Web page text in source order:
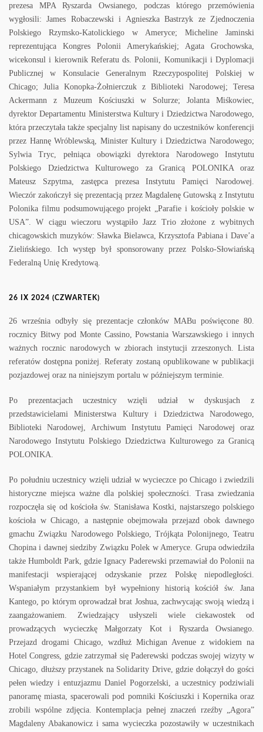
prezesa MPA Ryszarda Owsianego, podczas którego przemówienia
wygłosili: James Robaczewski i Agnieszka Bastrzyk ze Zjednoczenia
Polskiego Rzymsko-Katolickiego w Ameryce; Micheline Jaminski
reprezentująca Kongres Polonii Amerykańskiej; Agata Grochowska,
wicekonsul i kierownik Referatu ds. Polonii, Komunikacji i Dyplomacji
Publicznej w Konsulacie Generalnym Rzeczypospolitej Polskiej w
Chicago; Julia Konopka-Żołnierczuk z Biblioteki Narodowej; Teresa
Ackermann z Muzeum Kościuszki w Solurze; Jolanta Miśkowiec,
dyrektor Departamentu Ministerstwa Kultury i Dziedzictwa Narodowego,
która przeczytała także specjalny list napisany do uczestników konferencji
przez Hannę Wróblewską, Minister Kultury i Dziedzictwa Narodowego;
Sylwia Tryc, pełniąca obowiązki dyrektora Narodowego Instytutu
Polskiego Dziedzictwa Kulturowego za Granicą POLONIKA oraz
Mateusz Szpytma, zastępca prezesa Instytutu Pamięci Narodowej.
Wieczór zakończył się prezentacją przez Magdalenę Gutowską z Instytutu
Polonika filmu podsumowującego projekt „Parafie i kościoły polskie w
USA”. W ciągu wieczoru wystąpiło Jazz Trio złożone z wybitnych
chicagowskich muzyków: Sławka Bielawca, Krzysztofa Pabiana i Dave’a
Zielińskiego. Ich występ był sponsorowany przez Polsko-Słowiańską
Federalną Unię Kredytową.
26 IX 2024 (CZWARTEK)
26 września odbyły się prezentacje członków MABu poświęcone 80.
rocznicy Bitwy pod Monte Cassino, Powstania Warszawskiego i innych
ważnych rocznic narodowych w zbiorach instytucji zrzeszonych. Lista
referatów dostępna poniżej. Referaty zostaną opublikowane w publikacji
pozjazdowej oraz na niniejszym portalu w późniejszym terminie.
Po prezentacjach uczestnicy wzięli udział w dyskusjach z
przedstawicielami Ministerstwa Kultury i Dziedzictwa Narodowego,
Biblioteki Narodowej, Archiwum Instytutu Pamięci Narodowej oraz
Narodowego Instytutu Polskiego Dziedzictwa Kulturowego za Granicą
POLONIKA.
Po południu uczestnicy wzięli udział w wycieczce po Chicago i zwiedzili
historyczne miejsca ważne dla polskiej społeczności. Trasa zwiedzania
rozpoczęła się od kościoła św. Stanisława Kostki, najstarszego polskiego
kościoła w Chicago, a następnie obejmowała przejazd obok dawnego
gmachu Związku Narodowego Polskiego, Trójkąta Polonijnego, Teatru
Chopina i dawnej siedziby Związku Polek w Ameryce. Grupa odwiedziła
także Humboldt Park, gdzie Ignacy Paderewski przemawiał do Polonii na
manifestacji wspierającej odzyskanie przez Polskę niepodległości.
Wspaniałym przystankiem był wypełniony historią kościół św. Jana
Kantego, po którym oprowadzał brat Joshua, zachwycając swoją wiedzą i
zaangażowaniem. Zwiedzający usłyszeli wiele ciekawostek od
prowadzących wycieczkę Małgorzaty Kot i Ryszarda Owsianego.
Przejazd drogami Chicago, wzdłuż Michigan Avenue z widokiem na
Hotel Congress, gdzie zatrzymał się Paderewski podczas swojej wizyty w
Chicago, dłuższy przystanek na Solidarity Drive, gdzie dołączył do gości
pełen wiedzy i entuzjazmu Daniel Pogorzelski, a uczestnicy podziwiali
panoramę miasta, spacerowali pod pomniki Kościuszki i Kopernika oraz
zrobili wspólne zdjęcia. Kontemplacja pełnej znaczeń rzeźby „Agora”
Magdaleny Abakanowicz i sama wycieczka pozostawiły w uczestnikach